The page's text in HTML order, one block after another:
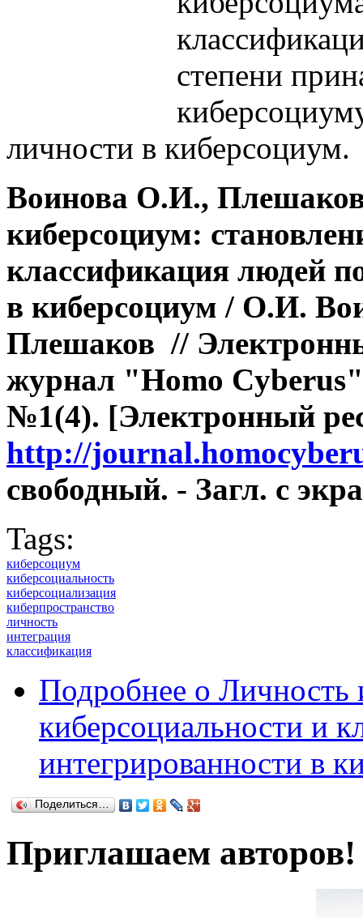
степени
личности в киберсоциум.
Воинова О.И.,
киберсоциум:
классификация людей
в киберсоциум / О.И.
Плешаков //
журнал "Homo
№1(4). [Электронный
http://
свободный. - Загл. с
Tags:
киберсоциум
киберсоциальность
киберсоциализация
киберпространство
личность
интеграция
классификация
Подробнее о Личность
киберсоциальности и
интегрированности в
Поделиться…
Приглашаем авторов!